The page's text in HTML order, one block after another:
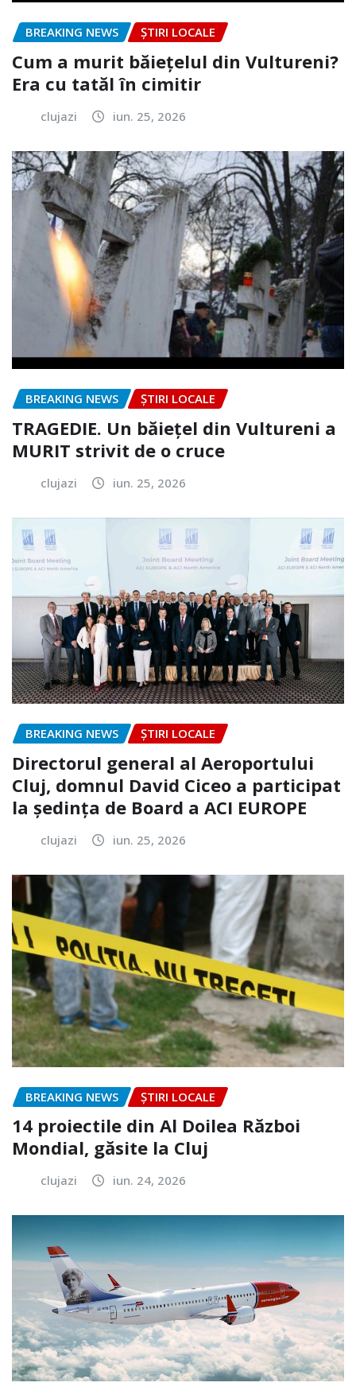
BREAKING NEWS ȘTIRI LOCALE
Cum a murit băiețelul din Vultureni?
Era cu tatăl în cimitir
clujazi iun. 25, 2026
BREAKING NEWS ȘTIRI LOCALE
TRAGEDIE. Un băiețel din Vultureni a
MURIT strivit de o cruce
clujazi iun. 25, 2026
BREAKING NEWS ȘTIRI LOCALE
Directorul general al Aeroportului
Cluj, domnul David Ciceo a participat
la ședința de Board a ACI EUROPE
clujazi iun. 25, 2026
BREAKING NEWS ȘTIRI LOCALE
14 proiectile din Al Doilea Război
Mondial, găsite la Cluj
clujazi iun. 24, 2026